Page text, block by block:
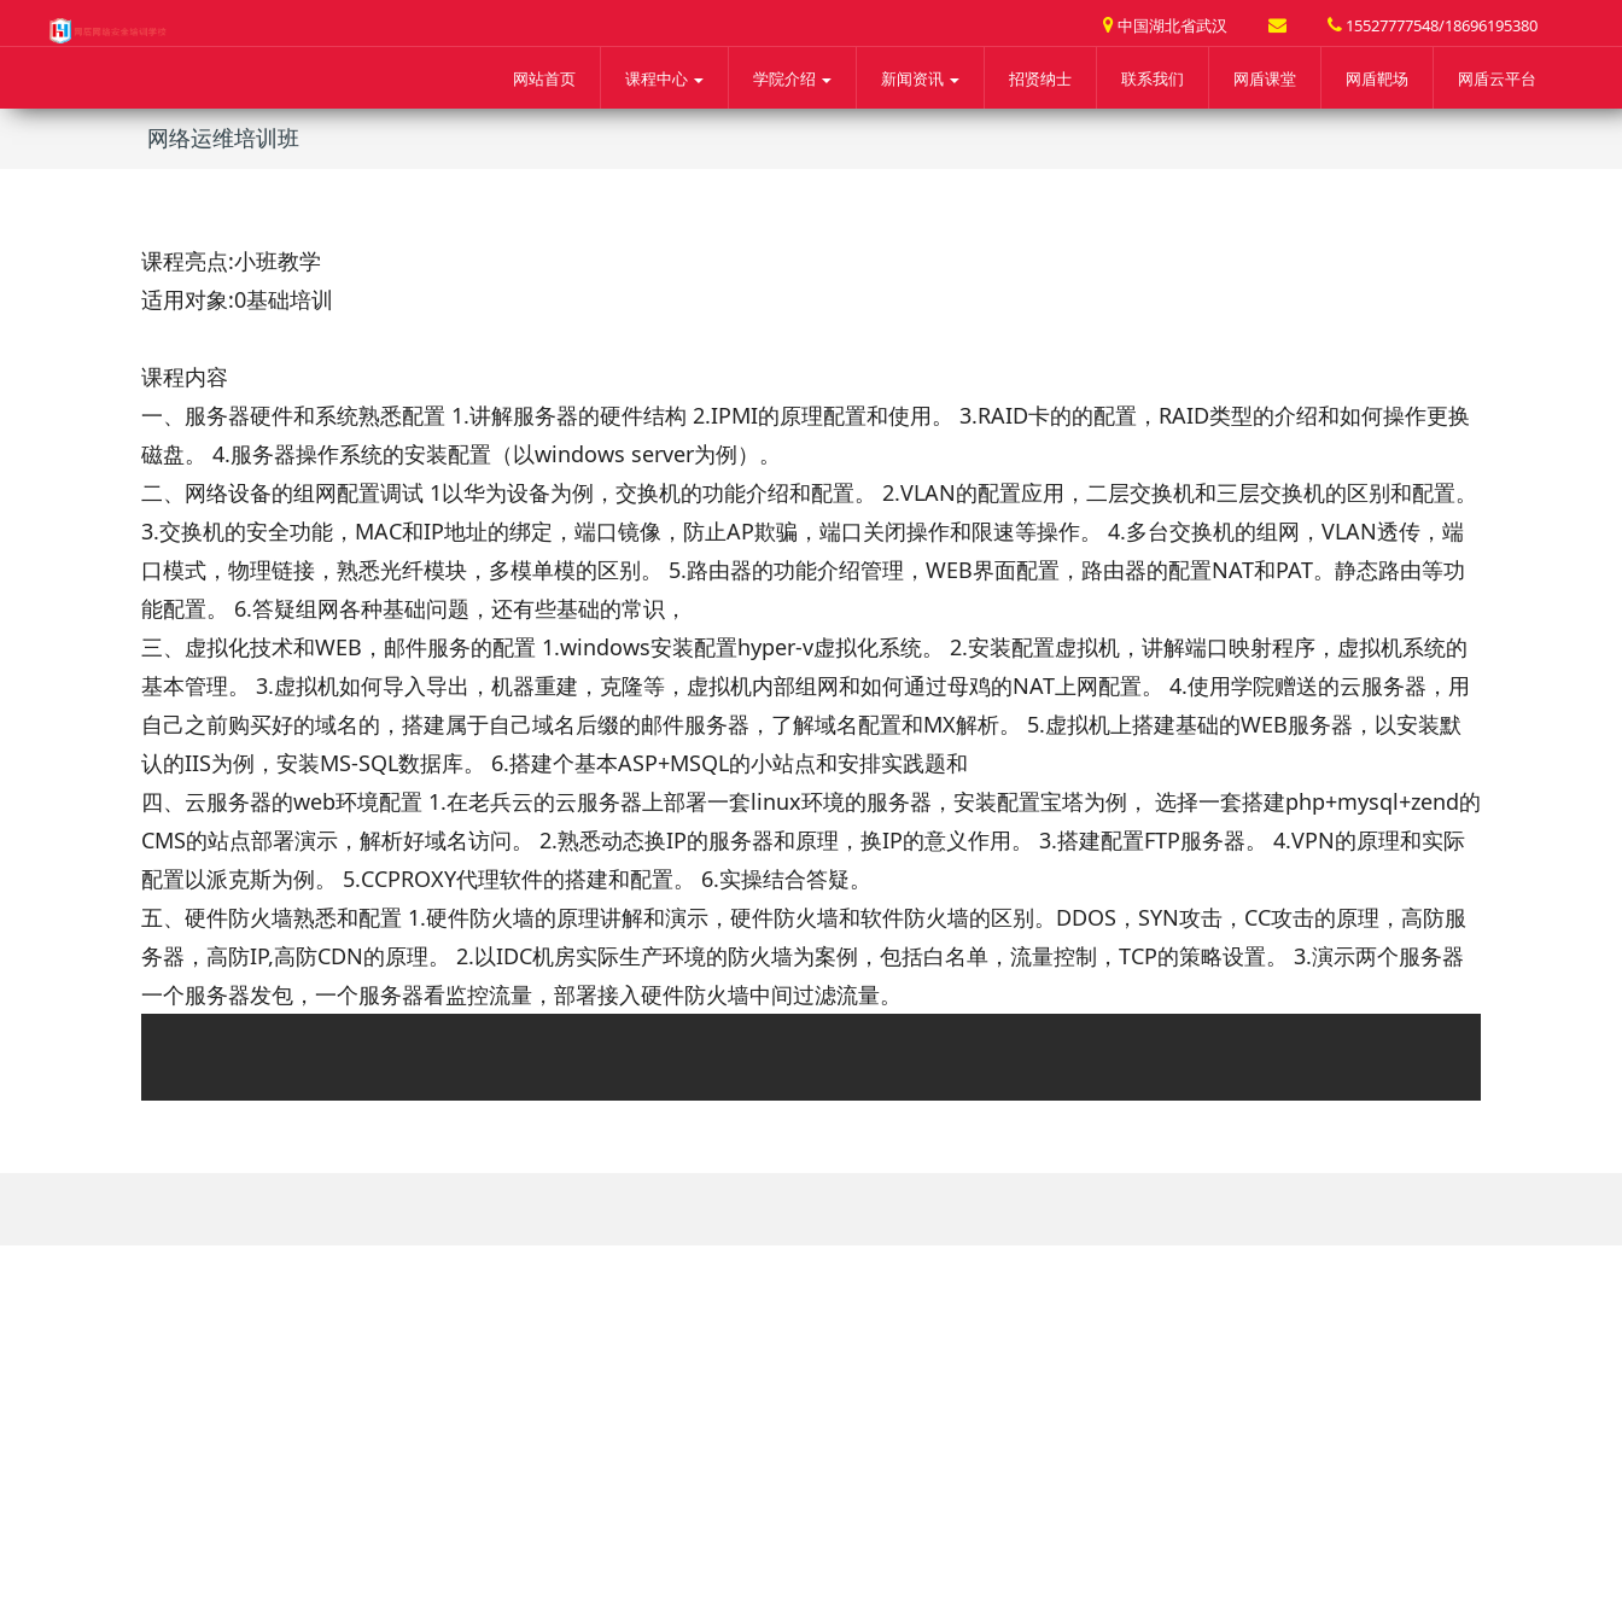
中国湖北省武汉 15527777548/18696195380
网站首页 课程中心 学院介绍 新闻资讯 招贤纳士 联系我们 网盾课堂 网盾靶场 网盾云平台
网络运维培训班
课程亮点:小班教学
适用对象:0基础培训
课程内容
一、服务器硬件和系统熟悉配置 1.讲解服务器的硬件结构 2.IPMI的原理配置和使用。 3.RAID卡的的配置，RAID类型的介绍和如何操作更换
磁盘。 4.服务器操作系统的安装配置（以windows server为例）。
二、网络设备的组网配置调试 1以华为设备为例，交换机的功能介绍和配置。 2.VLAN的配置应用，二层交换机和三层交换机的区别和配置。
3.交换机的安全功能，MAC和IP地址的绑定，端口镜像，防止AP欺骗，端口关闭操作和限速等操作。 4.多台交换机的组网，VLAN透传，端
口模式，物理链接，熟悉光纤模块，多模单模的区别。 5.路由器的功能介绍管理，WEB界面配置，路由器的配置NAT和PAT。静态路由等功
能配置。 6.答疑组网各种基础问题，还有些基础的常识，
三、虚拟化技术和WEB，邮件服务的配置 1.windows安装配置hyper-v虚拟化系统。 2.安装配置虚拟机，讲解端口映射程序，虚拟机系统的
基本管理。 3.虚拟机如何导入导出，机器重建，克隆等，虚拟机内部组网和如何通过母鸡的NAT上网配置。 4.使用学院赠送的云服务器，用
自己之前购买好的域名的，搭建属于自己域名后缀的邮件服务器，了解域名配置和MX解析。 5.虚拟机上搭建基础的WEB服务器，以安装默
认的IIS为例，安装MS-SQL数据库。 6.搭建个基本ASP+MSQL的小站点和安排实践题和
四、云服务器的web环境配置 1.在老兵云的云服务器上部署一套linux环境的服务器，安装配置宝塔为例， 选择一套搭建php+mysql+zend的
CMS的站点部署演示，解析好域名访问。 2.熟悉动态换IP的服务器和原理，换IP的意义作用。 3.搭建配置FTP服务器。 4.VPN的原理和实际
配置以派克斯为例。 5.CCPROXY代理软件的搭建和配置。 6.实操结合答疑。
五、硬件防火墙熟悉和配置 1.硬件防火墙的原理讲解和演示，硬件防火墙和软件防火墙的区别。DDOS，SYN攻击，CC攻击的原理，高防服
务器，高防IP,高防CDN的原理。 2.以IDC机房实际生产环境的防火墙为案例，包括白名单，流量控制，TCP的策略设置。 3.演示两个服务器
一个服务器发包，一个服务器看监控流量，部署接入硬件防火墙中间过滤流量。